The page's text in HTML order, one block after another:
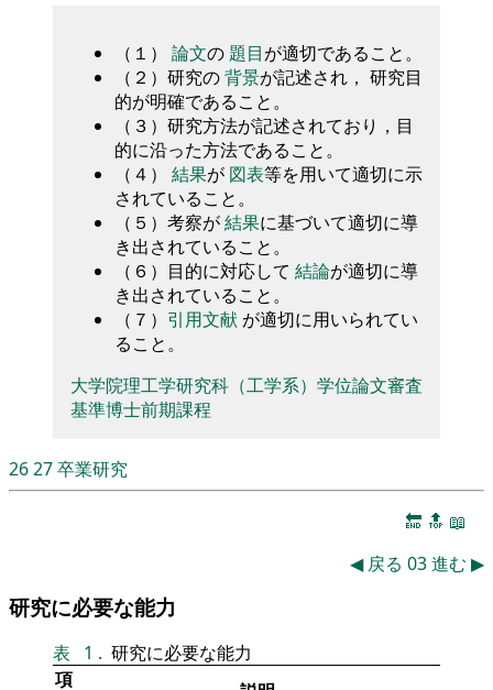
（１） 論文の 題目が適切であること。
（２）研究の背景が記述され， 研究目
的が明確であること。
（３）研究方法が記述されており，目
的に沿った方法であること。
（４） 結果が 図表等を用いて適切に示
されていること。
（５）考察が結果に基づいて適切に導
き出されていること。
（６）目的に対応して 結論が適切に導
き出されていること。
（７） 引用文献 が適切に用いられてい
ること。
大学院理工学研究科（工学系）学位論文審査
基準博士前期課程
2627卒業研究
🔚 🔝 📖
◀ 戻る 03進む ▶
研究に必要な能力
表 1 . 研究に必要な能力
項